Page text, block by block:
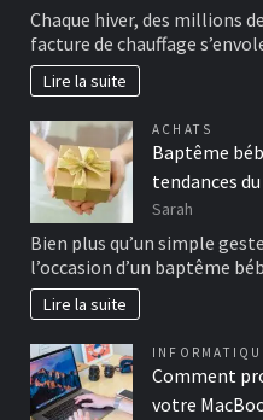
Chaque hiver, des millions
facture de chauffage
Lire la suite
ACHATS
Baptême
tendances
Sarah
Bien plus qu’un simple
l’occasion d’un baptême
Lire la suite
Comment
votre